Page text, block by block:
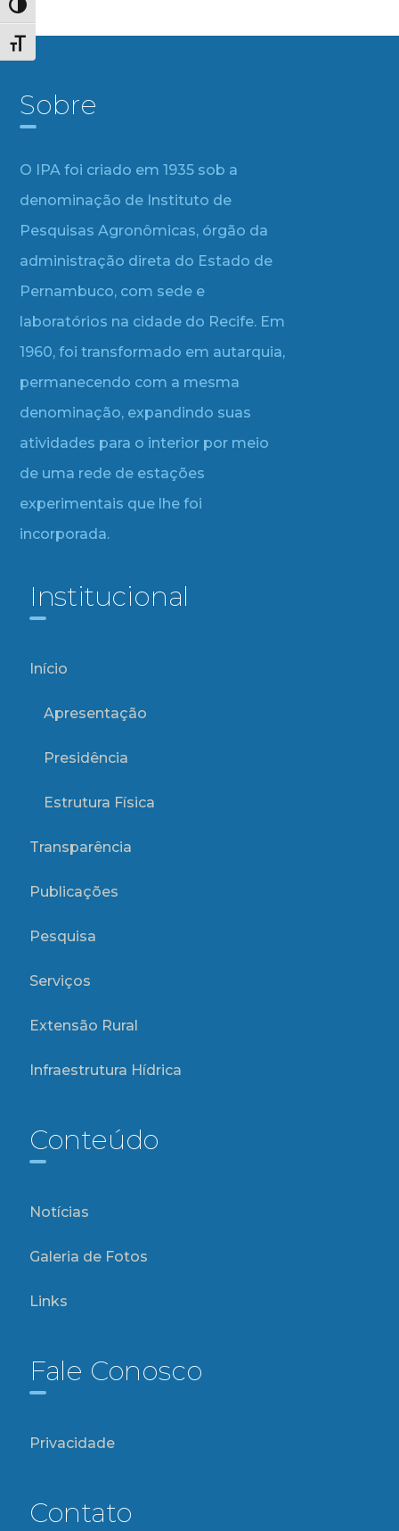
Alternar alto contraste
Alternar tamanho da fonte
Sobre
O IPA foi criado em 1935 sob a
denominação de Instituto de
Pesquisas Agronômicas, órgão da
administração direta do Estado de
Pernambuco, com sede e
laboratórios na cidade do Recife. Em
1960, foi transformado em autarquia,
permanecendo com a mesma
denominação, expandindo suas
atividades para o interior por meio
de uma rede de estações
experimentais que lhe foi
incorporada.
Institucional
Início
Apresentação
Presidência
Estrutura Física
Transparência
Publicações
Pesquisa
Serviços
Extensão Rural
Infraestrutura Hídrica
Conteúdo
Notícias
Galeria de Fotos
Links
Fale Conosco
Privacidade
Contato